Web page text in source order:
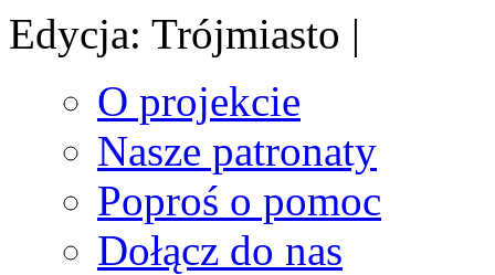
Edycja: Trójmiasto |
O projekcie
Nasze patronaty
Poproś o pomoc
Dołącz do nas